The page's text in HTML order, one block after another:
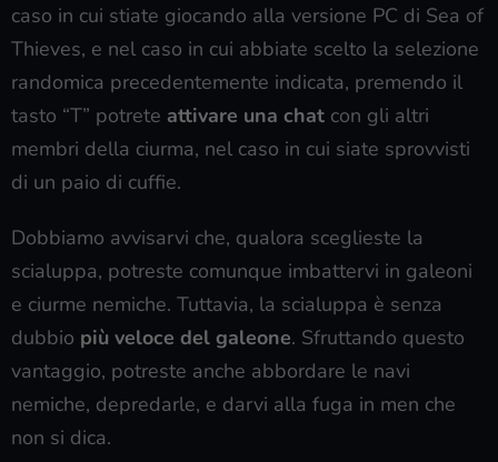
caso in cui stiate giocando alla versione PC di Sea of
Thieves, e nel caso in cui abbiate scelto la selezione
randomica precedentemente indicata, premendo il
tasto “T” potrete attivare una chat con gli altri
membri della ciurma, nel caso in cui siate sprovvisti
di un paio di cuffie.
Dobbiamo avvisarvi che, qualora sceglieste la
scialuppa, potreste comunque imbattervi in galeoni
e ciurme nemiche. Tuttavia, la scialuppa è senza
dubbio più veloce del galeone. Sfruttando questo
vantaggio, potreste anche abbordare le navi
nemiche, depredarle, e darvi alla fuga in men che
non si dica.